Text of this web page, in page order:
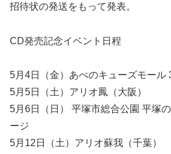
招待状の発送をもって発表。
CD発売記念イベント日程
5月4日（金）あべのキューズモール
5月5日（土）アリオ鳳（大阪）
5月6日（日） 平塚市総合公園 平塚
ージ
5月12日（土）アリオ蘇我（千葉）